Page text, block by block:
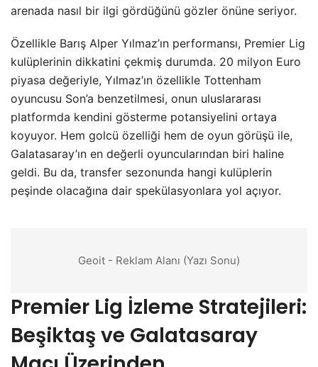
arenada nasıl bir ilgi gördüğünü gözler önüne seriyor.
Özellikle Barış Alper Yılmaz’ın performansı, Premier Lig
kulüplerinin dikkatini çekmiş durumda. 20 milyon Euro
piyasa değeriyle, Yılmaz’ın özellikle Tottenham
oyuncusu Son’a benzetilmesi, onun uluslararası
platformda kendini gösterme potansiyelini ortaya
koyuyor. Hem golcü özelliği hem de oyun görüşü ile,
Galatasaray’ın en değerli oyuncularından biri haline
geldi. Bu da, transfer sezonunda hangi kulüplerin
peşinde olacağına dair spekülasyonlara yol açıyor.
Geoit - Reklam Alanı (Yazı Sonu)
Premier Lig İzleme Stratejileri:
Beşiktaş ve Galatasaray